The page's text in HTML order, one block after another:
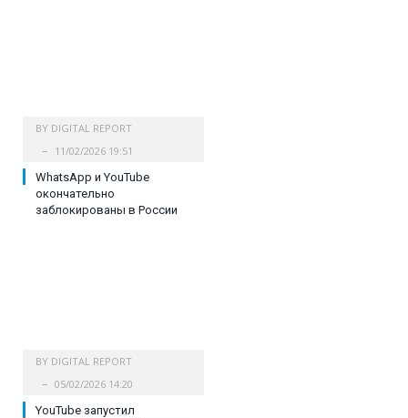
BY DIGITAL REPORT
11/02/2026 19:51
WhatsApp и YouTube
окончательно
заблокированы в России
BY DIGITAL REPORT
05/02/2026 14:20
YouTube запустил